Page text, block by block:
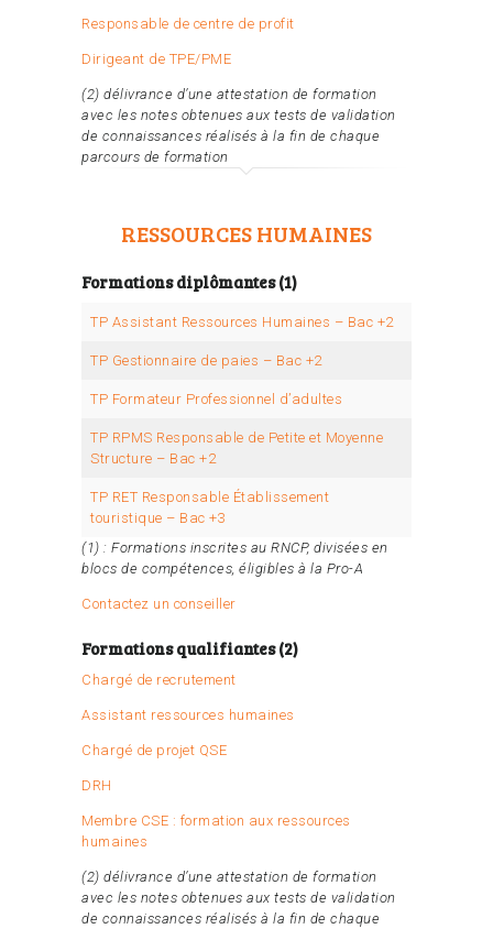
Responsable de centre de profit
Dirigeant de TPE/PME
(2) délivrance d’une attestation de formation
avec les notes obtenues aux tests de validation
de connaissances réalisés à la fin de chaque
parcours de formation
RESSOURCES HUMAINES
Formations diplômantes (1)
TP Assistant Ressources Humaines – Bac +2
TP Gestionnaire de paies – Bac +2
TP Formateur Professionnel d’adultes
TP RPMS Responsable de Petite et Moyenne
Structure – Bac +2
TP RET Responsable Établissement
touristique – Bac +3
(1) : Formations inscrites au RNCP, divisées en
blocs de compétences, éligibles à la Pro-A
Contactez un conseiller
Formations qualifiantes (2)
Chargé de recrutement
Assistant ressources humaines
Chargé de projet QSE
DRH
Membre CSE : formation aux ressources
humaines
(2) délivrance d’une attestation de formation
avec les notes obtenues aux tests de validation
de connaissances réalisés à la fin de chaque